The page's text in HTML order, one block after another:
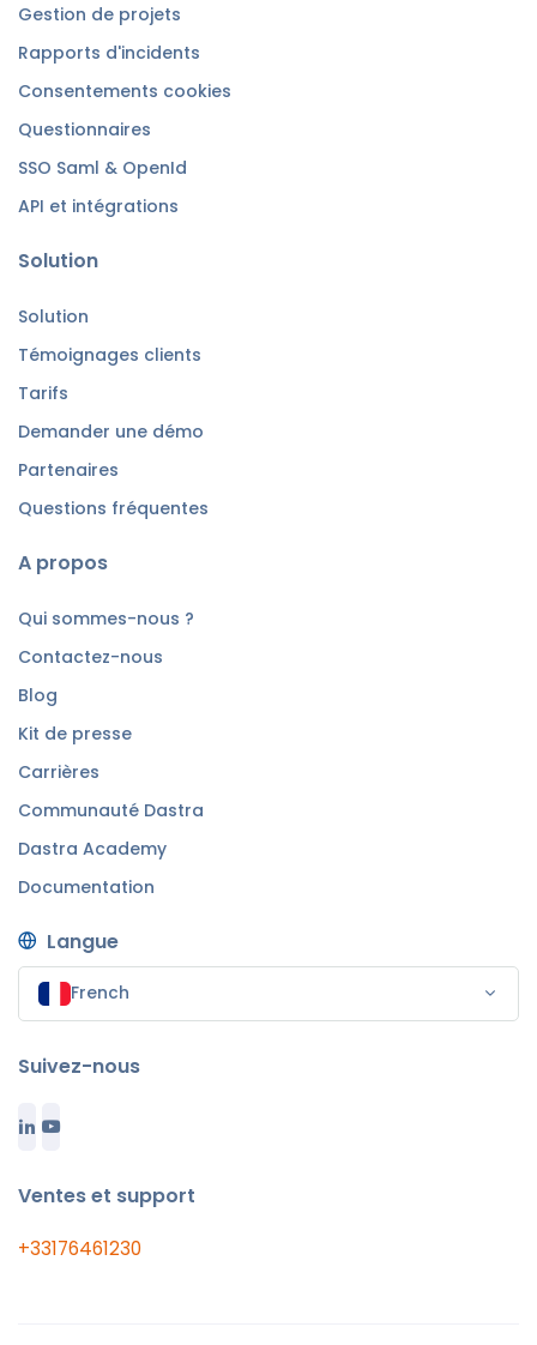
Gestion de projets
Rapports d'incidents
Consentements cookies
Questionnaires
SSO Saml & OpenId
API et intégrations
Solution
Solution
Témoignages clients
Tarifs
Demander une démo
Partenaires
Questions fréquentes
A propos
Qui sommes-nous ?
Contactez-nous
Blog
Kit de presse
Carrières
Communauté Dastra
Dastra Academy
Documentation
Langue
French
Suivez-nous
Ventes et support
+33176461230